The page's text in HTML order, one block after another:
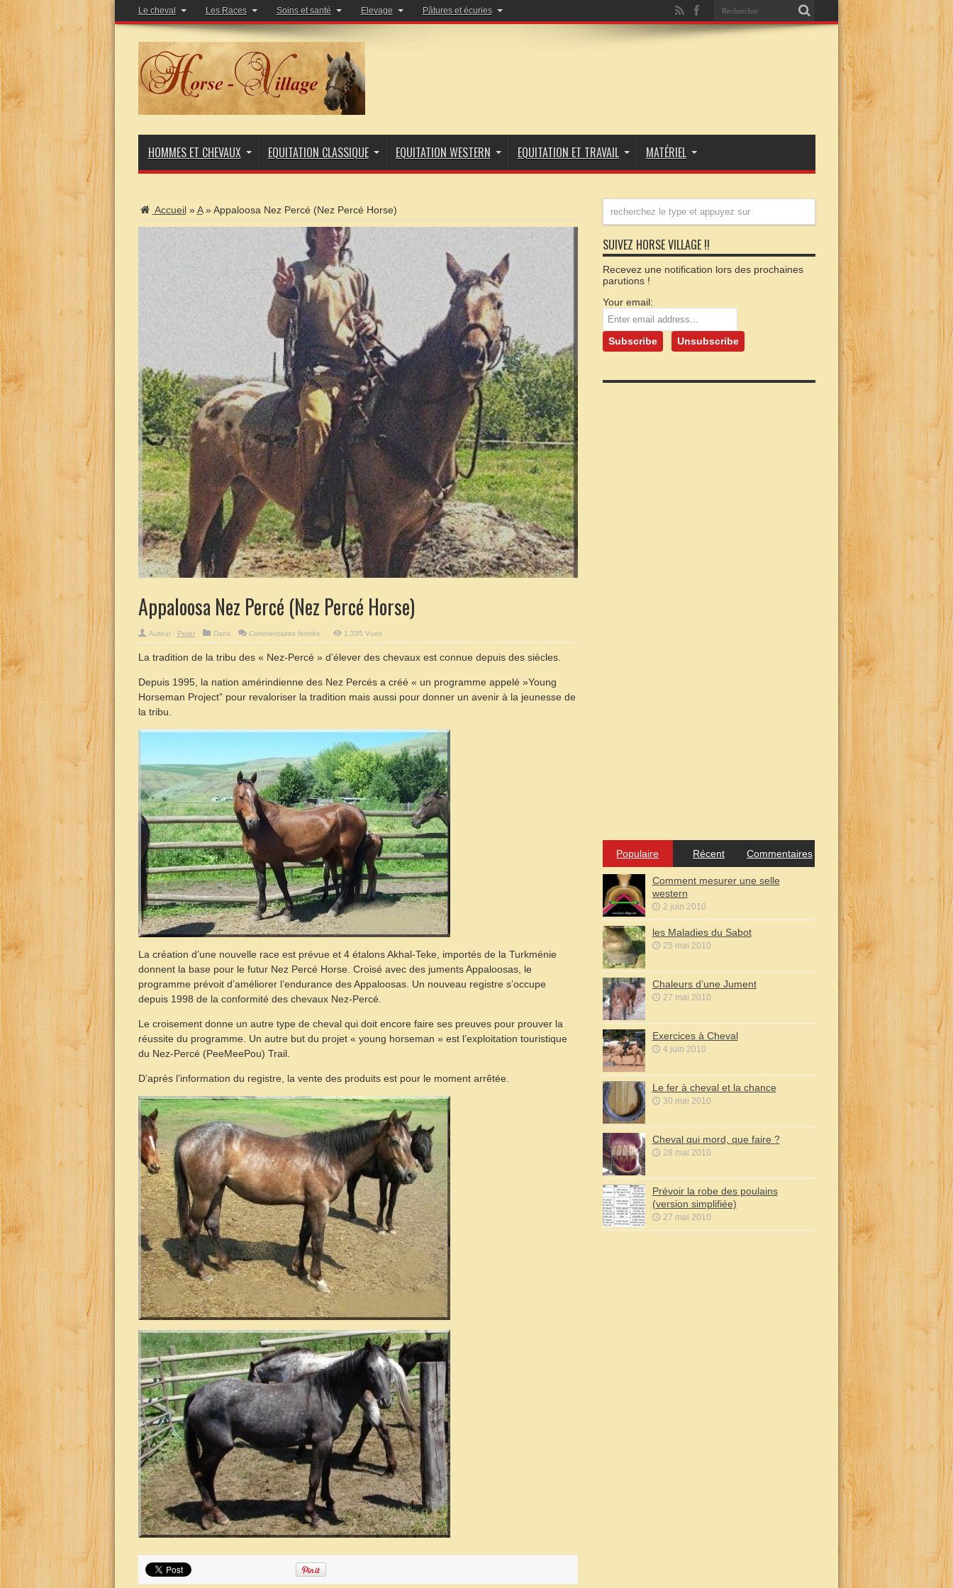
Le cheval Les Races Soins et santé Elevage Pâtures et écuries
HOMMES ET CHEVAUX EQUITATION CLASSIQUE EQUITATION WESTERN EQUITATION ET TRAVAIL MATÉRIEL
Accueil » A » Appaloosa Nez Percé (Nez Percé Horse)
Appaloosa Nez Percé (Nez Percé Horse)
Auteur : Peter Dans Commentaires ferméssur
Appaloosa
Percé
Horse)
1,335 Vues
La tradition de la tribu des « Nez-Percé » d’élever des chevaux est connue depuis des siècles.
Depuis 1995, la nation amérindienne des Nez Percés a créé « un programme appelé »Young
Horseman Project” pour revaloriser la tradition mais aussi pour donner un avenir à la jeunesse de
la tribu.
La création d’une nouvelle race est prévue et 4 étalons Akhal-Teke, importés de la Turkménie
donnent la base pour le futur Nez Percé Horse. Croisé avec des juments Appaloosas, le
programme prévoit d’améliorer l’endurance des Appaloosas. Un nouveau registre s’occupe
depuis 1998 de la conformité des chevaux Nez-Percé.
Le croisement donne un autre type de cheval qui doit encore faire ses preuves pour prouver la
réussite du programme. Un autre but du projet « young horseman » est l’exploitation touristique
du Nez-Percé (PeeMeePou) Trail.
D’après l’information du registre, la vente des produits est pour le moment arrêtée.
SUIVEZ HORSE VILLAGE !!
Recevez une notification lors des prochaines
parutions !
Your email:
Populaire Récent Commentaires
Comment mesurer une selle
western
2 juin 2010
les Maladies du Sabot
25 mai 2010
Chaleurs d’une Jument
27 mai 2010
Exercices à Cheval
4 juin 2010
Le fer à cheval et la chance
30 mai 2010
Cheval qui mord, que faire ?
28 mai 2010
Prévoir la robe des poulains
(version simplifiée)
27 mai 2010